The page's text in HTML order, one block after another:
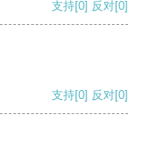
支持[0] 反对[0]
支持[0] 反对[0]